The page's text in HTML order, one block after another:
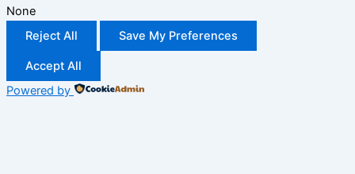
None
Reject All
Save My Preferences
Accept All
Powered by